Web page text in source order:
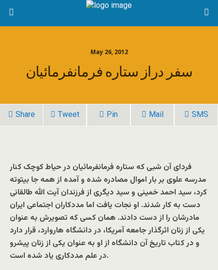
May 26, 2012
سفر دراز ستاره فرمانفرمائیان
Share Tweet Pin Mail SMS
فردای آن شبی که ستاره فرمانفرمائیان در حیاط کوچک کنار
مدرسه علوی بر بار اموال مصادره شده و آمده از همه جا بیتوته
کرد، سید احمد خمینی و سید دیگری از فرزندان آیت الله طالقانی
دست به کار شدند. او نجات یافت اما مددکاران اجتماعی ایران
مادرشان را از دست دادند. همان کسی که تصویرش به عنوان
یکی از زنان اثرگذار جامعه آمریکا، در دانشگاه هاروارد، قرار دارد
و در کتاب تاریخ آن دانشگاه از او به عنوان یکی از زنان پیشرو
در علم مددکاری یاد شده است.